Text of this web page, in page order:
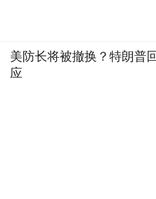
美防长将被撤换？特朗普回
应